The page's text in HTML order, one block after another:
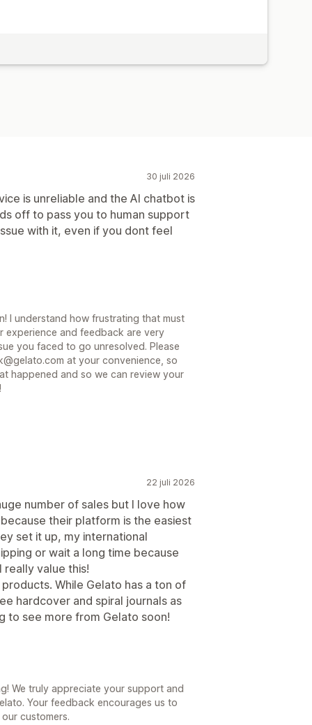
30 juli 2026
is unreliable and the AI chatbot is
off to pass you to human support
with it, even if you dont feel
I understand how frustrating that must
experience and feedback are very
you faced to go unresolved. Please
at your convenience, so
happened and so we can review your
22 juli 2026
number of sales but I love how
their platform is the easiest
set it up, my international
or wait a long time because
value this!
While Gelato has a ton of
hardcover and spiral journals as
to see more from Gelato soon!
We truly appreciate your support and
Your feedback encourages us to
customers.